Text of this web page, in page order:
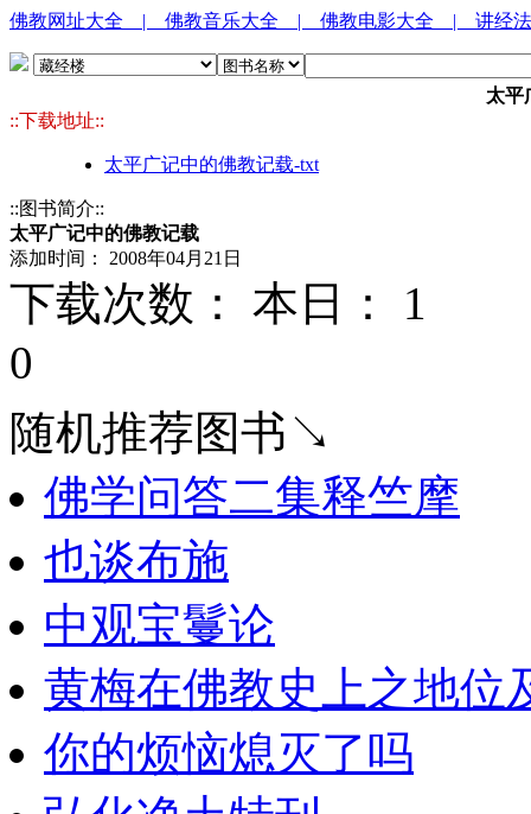
佛教网址大全 | 佛教音乐大全 | 佛教电影大全 | 讲经
太平
::下载地址::
太平广记中的佛教记载-txt
::图书简介::
太平广记中的佛教记载
添加时间： 2008年04月21日
下载次数： 本日： 1
0
随机推荐图书↘
佛学问答二集释竺摩
也谈布施
中观宝鬘论
黄梅在佛教史上之地位
你的烦恼熄灭了吗